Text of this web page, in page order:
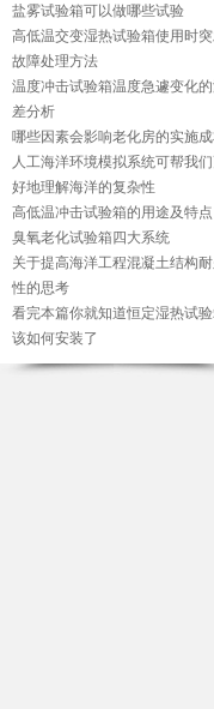
盐雾试验箱可以做哪些试验
高低温交变湿热试验箱使用时
故障处理方法
温度冲击试验箱温度急遽变化
差分析
哪些因素会影响老化房的实施
人工海洋环境模拟系统可帮我
好地理解海洋的复杂性
高低温冲击试验箱的用途及特点
臭氧老化试验箱四大系统
关于提高海洋工程混凝土结构耐
性的思考
看完本篇你就知道恒定湿热试
该如何安装了